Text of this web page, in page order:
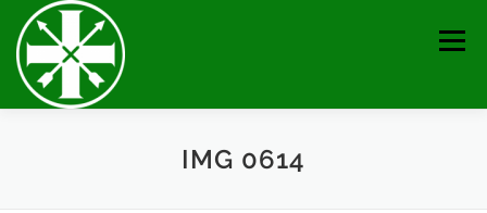
Inhalt
springen
Menü
TERMINE BRUDERSCHAFT
IMG 0614